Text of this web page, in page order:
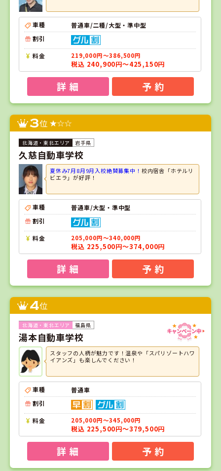
車種
普通車/二種/大型・準中型
割引
料金 219,000円～386,500円
税込 240,900円～425,150円
詳 細 予 約
3位
岩手県
久慈自動車学校
夏休み7月8月9月入校絶賛募集中！ 校内宿舎「ホテルリ
ビエラ」が好評！
車種
普通車/大型・準中型
割引
料金 205,000円～340,000円
税込 225,500円～374,000円
詳 細 予 約
4位
福島県
湯本自動車学校
スタッフの人柄が魅力です！温泉や「スパリゾートハワ
イアンズ」も楽しんでください！
車種
普通車
割引
料金 205,000円～345,000円
税込 225,500円～379,500円
詳 細 予 約